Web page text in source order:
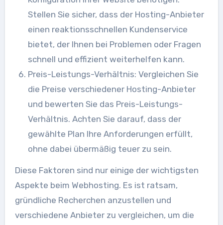
Stellen Sie sicher, dass der Hosting-Anbieter
einen reaktionsschnellen Kundenservice
bietet, der Ihnen bei Problemen oder Fragen
schnell und effizient weiterhelfen kann.
Preis-Leistungs-Verhältnis: Vergleichen Sie
die Preise verschiedener Hosting-Anbieter
und bewerten Sie das Preis-Leistungs-
Verhältnis. Achten Sie darauf, dass der
gewählte Plan Ihre Anforderungen erfüllt,
ohne dabei übermäßig teuer zu sein.
Diese Faktoren sind nur einige der wichtigsten
Aspekte beim Webhosting. Es ist ratsam,
gründliche Recherchen anzustellen und
verschiedene Anbieter zu vergleichen, um die